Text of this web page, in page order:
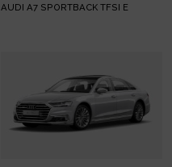
AUDI A7 SPORTBACK TFSI E